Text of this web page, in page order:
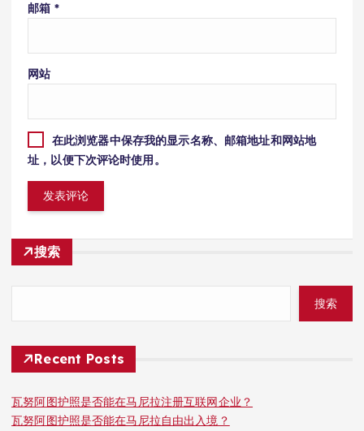
邮箱 *
网站
在此浏览器中保存我的显示名称、邮箱地址和网站地
址，以便下次评论时使用。
搜索
搜索
Recent Posts
瓦努阿图护照是否能在马尼拉注册互联网企业？
瓦努阿图护照是否能在马尼拉自由出入境？